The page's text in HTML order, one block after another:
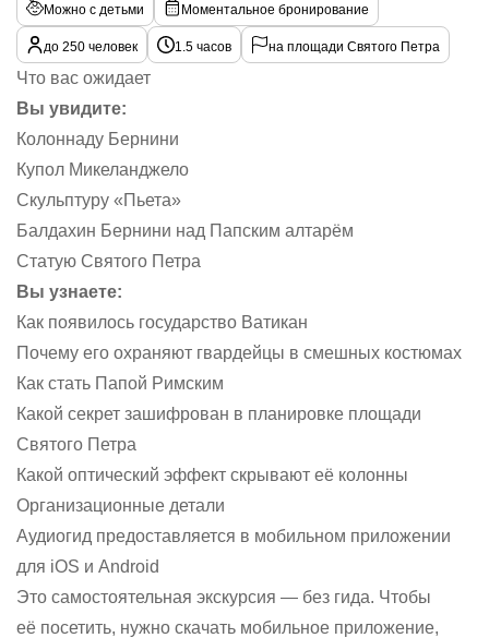
Можно с детьми Моментальное бронирование
до 250 человек 1.5 часов на площади Святого Петра
Что вас ожидает
Вы увидите:
Колоннаду Бернини
Купол Микеланджело
Скульптуру «Пьета»
Балдахин Бернини над Папским алтарём
Статую Святого Петра
Вы узнаете:
Как появилось государство Ватикан
Почему его охраняют гвардейцы в смешных костюмах
Как стать Папой Римским
Какой секрет зашифрован в планировке площади
Святого Петра
Какой оптический эффект скрывают её колонны
Организационные детали
Аудиогид предоставляется в мобильном приложении
для iOS и Android
Это самостоятельная экскурсия — без гида. Чтобы
её посетить, нужно скачать мобильное приложение,